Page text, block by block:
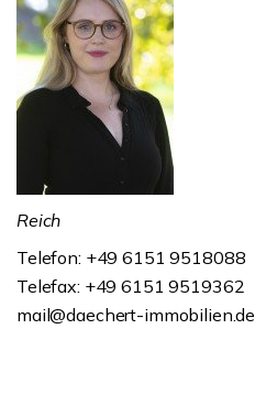
Reich
Telefon: +49 6151 9518088
Telefax: +49 6151 9519362
mail@daechert-immobilien.de